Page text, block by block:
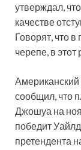
утверждал,
качестве
Говорят, что
черепе, в
сообщил, что
Джошуа на
победит
претендента